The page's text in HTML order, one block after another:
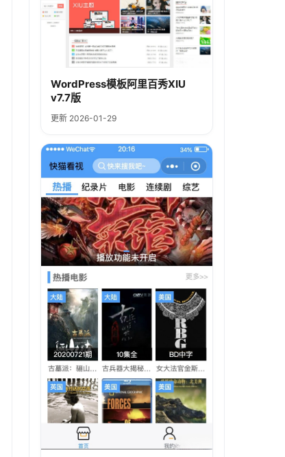
WordPress模板阿里百秀XIU
v7.7版
更新 2026-01-29